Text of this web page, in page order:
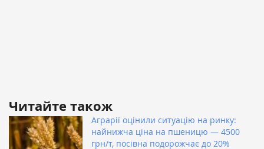
Читайте також
Аграрії оцінили ситуацію на ринку:
найнижча ціна на пшеницю — 4500
грн/т, посівна подорожчає до 20%